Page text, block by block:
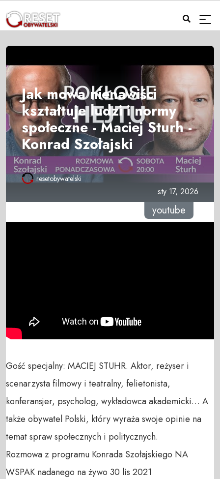
Jak mowa nienawiści
kształtuje ludzi i normy
społeczne - Maciej Sturh -
Konrad Szołajski
resetobywatelski
sty 17, 2026
youtube
Gość specjalny: MACIEJ STUHR. Aktor, reżyser i
scenarzysta filmowy i teatralny, felietonista,
konferansjer, psycholog, wykładowca akademicki… A
także obywatel Polski, który wyraża swoje opinie na
temat spraw społecznych i politycznych.
Rozmowa z programu Konrada Szołajskiego NA
WSPAK nadanego na żywo 30 lis 2021